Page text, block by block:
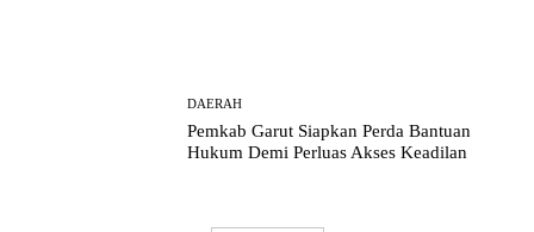
DAERAH
Pemkab Garut Siapkan Perda Bantuan
Hukum Demi Perluas Akses Keadilan